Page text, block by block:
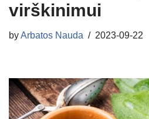
virškinimui
byArbatos Nauda 2023-09-22